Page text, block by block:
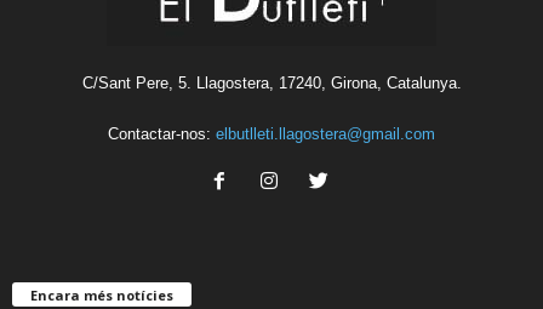
C/Sant Pere, 5. Llagostera, 17240, Girona, Catalunya.
Contactar-nos: elbutlleti.llagostera@gmail.com
Encara més notícies